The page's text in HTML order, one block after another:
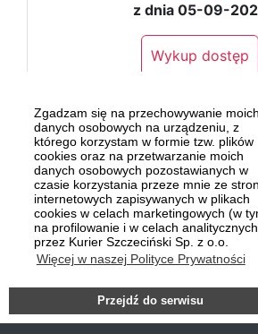
Zgadzam się na przechowywanie moich
danych osobowych na urządzeniu, z
którego korzystam w formie tzw. plików
cookies oraz na przetwarzanie moich
danych osobowych pozostawianych w
czasie korzystania przeze mnie ze stron
internetowych zapisywanych w plikach
cookies w celach marketingowych (w
na profilowanie i w celach
przez Kurier Szczeciński Sp. z o.o.
Więcej w naszej Polityce Prywatności
Przejdź do serwisu
z dnia 05-09-
Wykup dostęp
Strona główna Szczecin/
Kultura
Copyright © 2019 Kurier Szczeciński |